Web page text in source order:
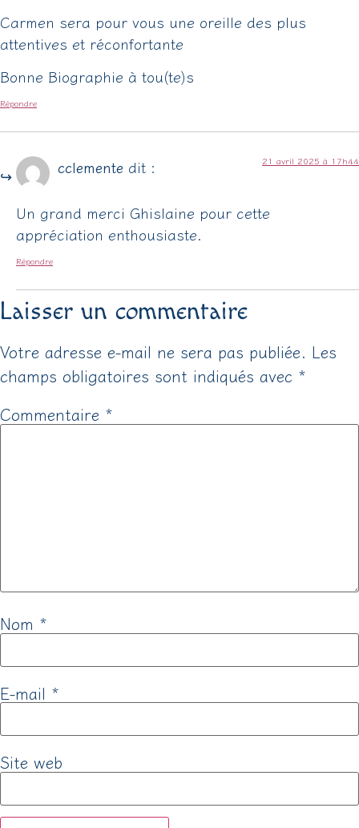
Carmen sera pour vous une oreille des plus
attentives et réconfortante
Bonne Biographie à tou(te)s
Répondre
cclemente dit : 21 avril 2025 à 17h44
Un grand merci Ghislaine pour cette
appréciation enthousiaste.
Répondre
Laisser un commentaire
Votre adresse e-mail ne sera pas publiée. Les
champs obligatoires sont indiqués avec *
Commentaire *
Nom *
E-mail *
Site web